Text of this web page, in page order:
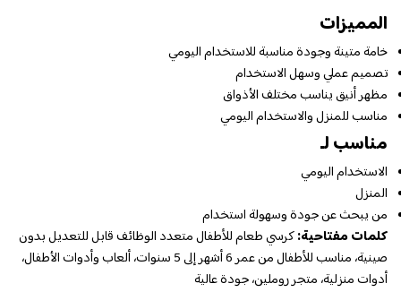
المميزات
خامة متينة وجودة مناسبة للاستخدام اليومي
تصميم عملي وسهل الاستخدام
مظهر أنيق يناسب مختلف الأذواق
مناسب للمنزل والاستخدام اليومي
مناسب لـ
الاستخدام اليومي
المنزل
من يبحث عن جودة وسهولة استخدام
كلمات مفتاحية:كرسي طعام للأطفال متعدد الوظائف قابل للتعديل بدون
صينية، مناسب للأطفال من عمر 6 أشهر إلى 5 سنوات، ألعاب وأدوات الأطفال،
أدوات منزلية، متجر روملين، جودة عالية